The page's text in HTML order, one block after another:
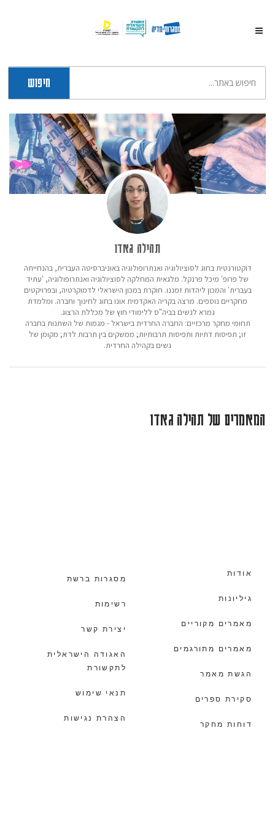
חיפוש
תהילה גאדו
דוקטורנטית בחוג לסוציולוגיה ואנתרופולוגיה באוניברסיטה העברית, בהנחייתה
של פרופ' מיכל פרנקל. מלגאית המחלקה לסוציולוגיה ואנתרופולוגיה, 'עתיד
בעברית' והמכון ליהדות זמננו. חוקרת במכון הישראלי לדמוקרטיה, ובפרויקטים
מחקריים נוספים. מרצה בקריה האקדמית אונו בחוג לחינוך וחברה. ומלמדת
גמרא לנשים בביה"ס ללימודי חוץ של מכללת הרצוג.
תחומי מחקר מרכזיים: החברה החרדית בישראל - מגמות של השתנות בחברה
זו; תפיסות דתיות ותפיסות תרבותיות; ממשקים בין תרבות לדת; מקומן של
נשים בקהילה החרדית.
המאמרים של תהילה גאדו
אודות
גיליונות
מאמרים מקוריים
מאמרים מתורגמים
הגשת מאמר
סקירת ספרים
דוחות מחקר
מסגרות ברשת
רשימות
יצירת קשר
האגודה הישראלית
לתקשורת
תנאי שימוש
הצהרת נגישות